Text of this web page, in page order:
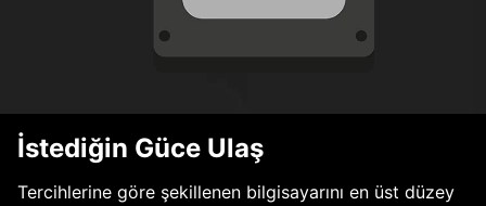
İstediğin Güce Ulaş
Tercihlerine göre şekillenen bilgisayarını en üst düzey